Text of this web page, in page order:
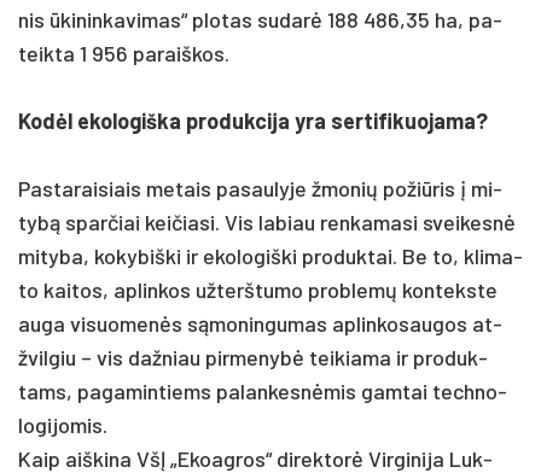
nis ūki­nin­ka­vi­mas“ plo­tas su­darė 188 486,35 ha, pa­
teik­ta 1 956 pa­raiš­kos.
Kodėl eko­lo­giš­ka pro­duk­ci­ja yra ser­ti­fi­kuo­ja­ma?
Pas­ta­rai­siais me­tais pa­sau­ly­je žmo­nių po­žiū­ris į mi­
tybą spar­čiai kei­čia­si. Vis la­biau ren­ka­ma­si svei­kesnė
mi­ty­ba, ko­ky­biš­ki ir eko­lo­giš­ki pro­duk­tai. Be to, kli­ma­
to kai­tos, ap­lin­kos už­terš­tu­mo pro­blemų kon­teks­te
au­ga vi­suo­menės sąmo­nin­gu­mas ap­lin­ko­sau­gos at­
žvil­giu – vis daž­niau pir­me­nybė tei­kia­ma ir pro­duk­
tams, pa­ga­min­tiems pa­lan­kesnė­mis gam­tai tech­no­
lo­gi­jo­mis.
Kaip aiš­ki­na VšĮ „Ekoag­ros“ di­rek­torė Vir­gi­ni­ja Luk­